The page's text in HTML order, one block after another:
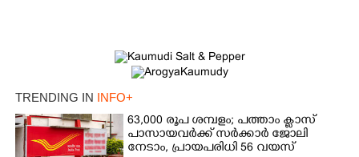
TRENDING IN INFO+
63,000 രൂപ ശമ്പളം; പത്താം ക്ലാസ്
പാസായവർക്ക് സർക്കാർ ജോലി
നേടാം, പ്രായപരിധി 56 വയസ്